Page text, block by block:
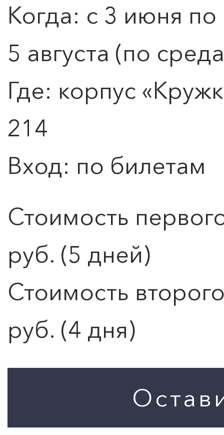
Когда: с 3 июня
5 августа (по
Где: корпус
214
Вход: по билетам
Стоимость
руб. (5 дней)
Стоимость
руб. (4 дня)
ЧТО ЗНАЕТ О ЛЮБВИ
ЛЮБОВЬ… Концерт Анны
Подробнее